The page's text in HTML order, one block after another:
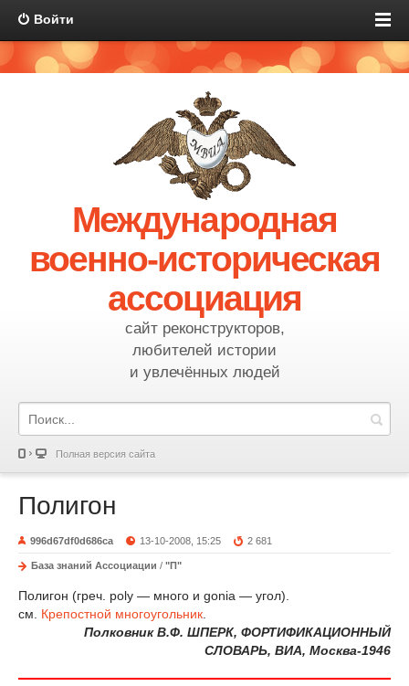
Войти
Международная
военно-историческая
ассоциация
сайт реконструкторов,
любителей истории
и увлечённых людей
Полная версия сайта
Полигон
996d67df0d686ca 13-10-2008, 15:25 2 681
База знаний Ассоциации / "П"
Полигон (греч. poly — много и gonia — угол).
см. Крепостной многоугольник
Полковник В.Ф. ШПЕРК, ФОРТИФИКАЦИОННЫЙ
СЛОВАРЬ, ВИА, Москва-1946